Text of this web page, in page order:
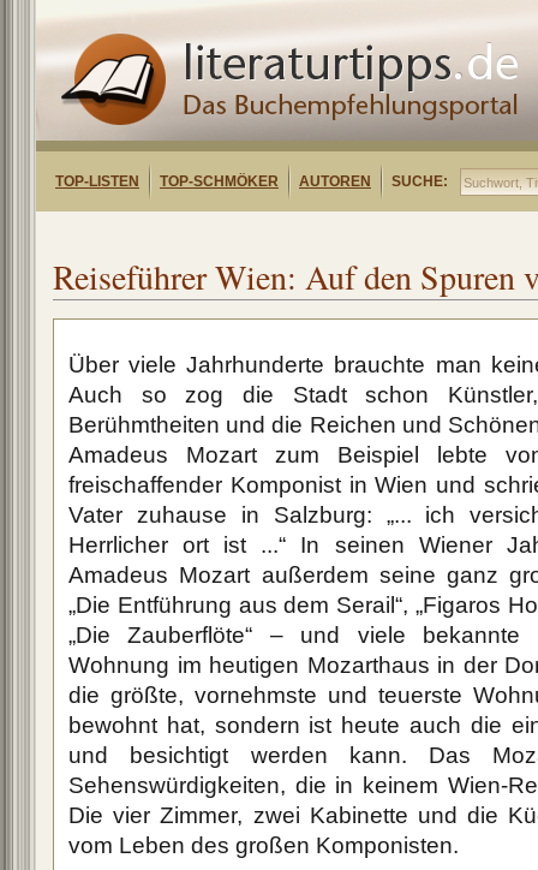
TOP-LISTEN TOP-SCHMÖKER AUTOREN SUCHE:
Reiseführer Wien: Auf den Spuren
Über viele Jahrhunderte brauchte man
Auch so zog die Stadt schon
Berühmtheiten und die Reichen und
Amadeus Mozart zum Beispiel lebte
freischaffender Komponist in Wien und
Vater zuhause in Salzburg: „... ich
Herrlicher ort ist ...“ In seinen Wiener
Amadeus Mozart außerdem seine ganz
„Die Entführung aus dem Serail“, „Figaros
„Die Zauberflöte“ – und viele bekannte
Wohnung im heutigen Mozarthaus in der
die größte, vornehmste und teuerste
bewohnt hat, sondern ist heute auch die
und besichtigt werden kann. Das
Sehenswürdigkeiten, die in keinem Wien-
Die vier Zimmer, zwei Kabinette und die
vom Leben des großen Komponisten.